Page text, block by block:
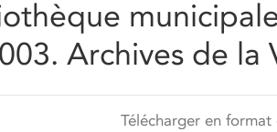
Archives de
Télécharger en